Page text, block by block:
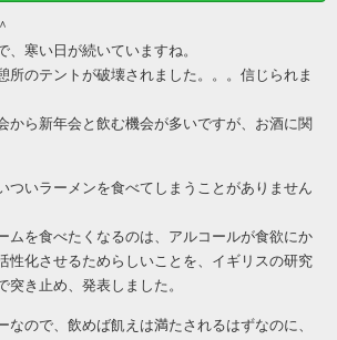
、寒い日が続いていますね。
所のテントが破壊されました。。。信じられま
から新年会と飲む機会が多いですが、お酒に関
ついラーメンを食べてしまうことがありません
ムを食べたくなるのは、アルコールが食欲にか
性化させるためらしいことを、イギリスの研究
突き止め、発表しました。
なので、飲めば飢えは満たされるはずなのに、